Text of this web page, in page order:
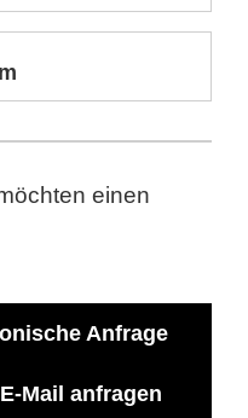
einen
Anfrage
Mail anfragen